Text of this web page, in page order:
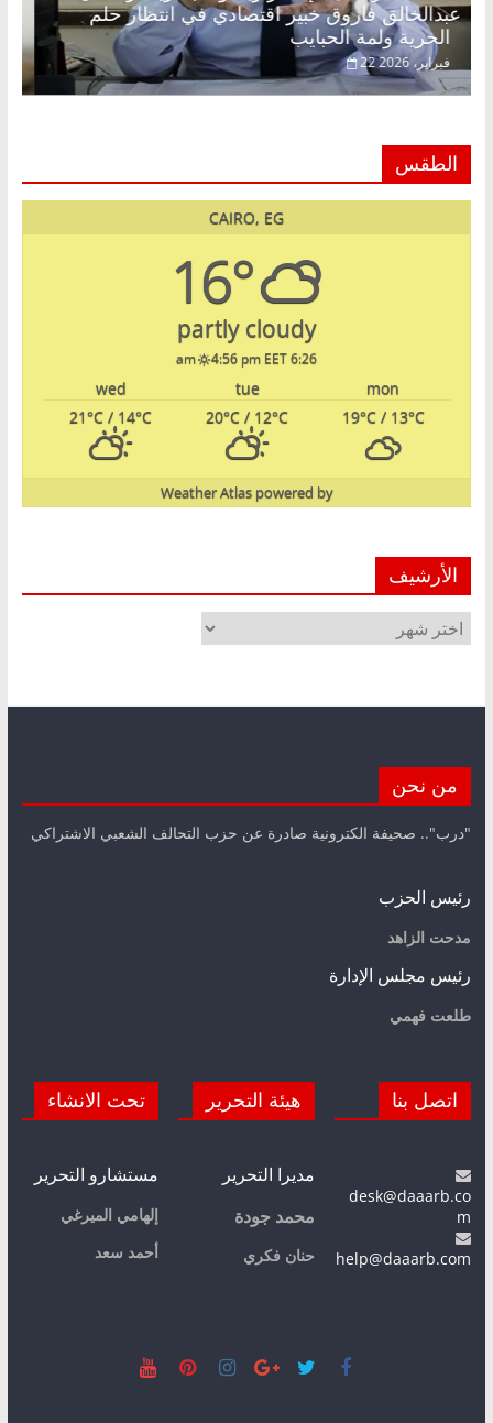
عبدالخالق فاروق خبير اقتصادي في انتظار حلم
الحرية ولمة الحبايب
22 فبراير، 2026
الطقس
CAIRO, EG
16°
partly cloudy
6:26 am
4:56 pm EET
mon
tue
wed
19°C/ 13°C
20°C / 12°C
21°C / 14°C
powered by
Weather Atlas
الأرشيف
الأرشيف
من نحن
"درب".. صحيفة الكترونية صادرة عن حزب التحالف الشعبي الاشتراكي
رئيس الحزب
مدحت الزاهد
رئيس مجلس الإدارة
طلعت فهمي
اتصل بنا
desk@daaarb.co
m
help@daaarb.com
هيئة التحرير
مديرا التحرير
محمد جودة
حنان فكري
تحت الانشاء
مستشارو التحرير
إلهامي الميرغي
أحمد سعد